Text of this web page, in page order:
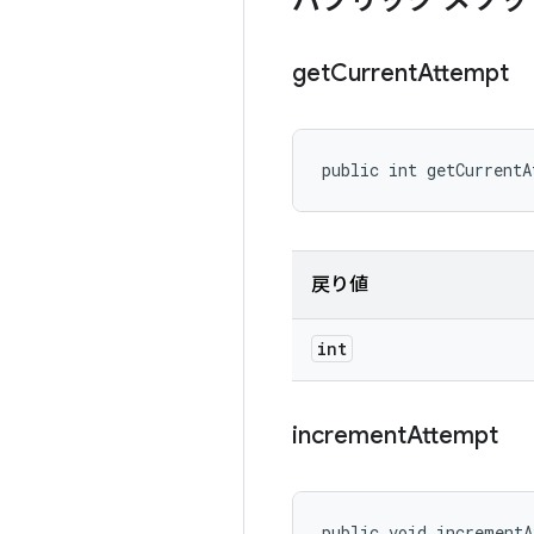
getCurrentAttempt
public int
戻り値
int
incrementAttempt